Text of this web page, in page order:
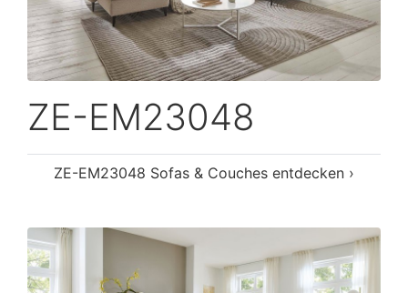
ZE-EM23048
ZE-EM23048 Sofas & Couches entdecken ›